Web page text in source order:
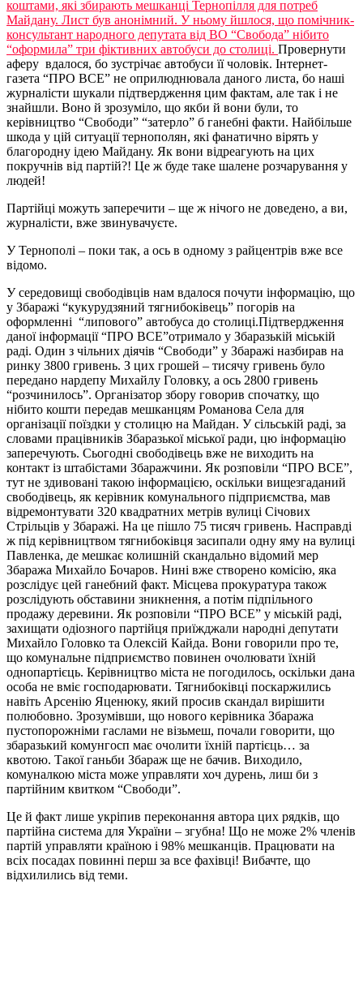
коштами, які збирають мешканці Тернопілля для потреб
Майдану. Лист був анонімний. У ньому йшлося, що помічник-
консультант народного депутата від ВО “Свобода” нібито
“оформила” три фіктивних автобуси до столиці. Провернути
аферу вдалося, бо зустрічає автобуси її чоловік. Інтернет-
газета “ПРО ВСЕ” не оприлюднювала даного листа, бо наші
журналісти шукали підтвердження цим фактам, але так і не
знайшли. Воно й зрозуміло, що якби й вони були, то
керівництво “Свободи” “затерло” б ганебні факти. Найбільше
шкода у цій ситуації тернополян, які фанатично вірять у
благородну ідею Майдану. Як вони відреагують на цих
покручнів від партій?! Це ж буде таке шалене розчарування у
людей!
Партійці можуть заперечити – ще ж нічого не доведено, а ви,
журналісти, вже звинувачуєте.
У Тернополі – поки так, а ось в одному з райцентрів вже все
відомо.
У середовищі свободівців нам вдалося почути інформацію, що
у Збаражі “кукурудзяний тягнибоківець” погорів на
оформленні “липового” автобуса до столиці.Підтвердження
даної інформації “ПРО ВСЕ”отримало у Збаразькій міській
раді. Один з чільних діячів “Свободи” у Збаражі назбирав на
ринку 3800 гривень. З цих грошей – тисячу гривень було
передано нардепу Михайлу Головку, а ось 2800 гривень
“розчинилось”. Організатор збору говорив спочатку, що
нібито кошти передав мешканцям Романова Села для
організації поїздки у столицю на Майдан. У сільській раді, за
словами працівників Збаразької міської ради, цю інформацію
заперечують. Сьогодні свободівець вже не виходить на
контакт із штабістами Збаражчини. Як розповіли “ПРО ВСЕ”,
тут не здивовані такою інформацією, оскільки вищезгаданий
свободівець, як керівник комунального підприємства, мав
відремонтувати 320 квадратних метрів вулиці Січових
Стрільців у Збаражі. На це пішло 75 тисяч гривень. Насправді
ж під керівництвом тягнибоківця засипали одну яму на вулиці
Павленка, де мешкає колишній скандально відомий мер
Збаража Михайло Бочаров. Нині вже створено комісію, яка
розслідує цей ганебний факт. Місцева прокуратура також
розслідують обставини зникнення, а потім підпільного
продажу деревини. Як розповіли “ПРО ВСЕ” у міській раді,
захищати одіозного партійця приїжджали народні депутати
Михайло Головко та Олексій Кайда. Вони говорили про те,
що комунальне підприємство повинен очолювати їхній
однопартієць. Керівництво міста не погодилось, оскільки дана
особа не вміє господарювати. Тягнибоківці поскаржились
навіть Арсенію Яценюку, який просив скандал вирішити
полюбовно. Зрозумівши, що нового керівника Збаража
пустопорожніми гаслами не візьмеш, почали говорити, що
збаразький комунгосп має очолити їхній партієць… за
квотою. Такої ганьби Збараж ще не бачив. Виходило,
комуналкою міста може управляти хоч дурень, лиш би з
партійним квитком “Свободи”.
Це й факт лише укріпив переконання автора цих рядків, що
партійна система для України – згубна! Що не може 2% членів
партій управляти країною і 98% мешканців. Працювати на
всіх посадах повинні перш за все фахівці! Вибачте, що
відхилились від теми.